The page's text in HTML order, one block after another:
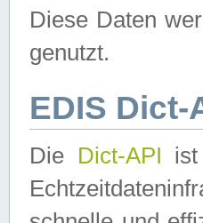
Diese Daten
genutzt.
EDIS Dict-
Die Dict-API